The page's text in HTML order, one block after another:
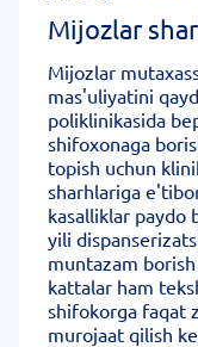
Mijozlar
Mijozlar
mas'uliyatini
poliklinikasida
shifoxonaga
topish uchun
sharhlariga
kasalliklar paydo
yili
muntazam
kattalar ham
shifokorga faqat
murojaat qilish